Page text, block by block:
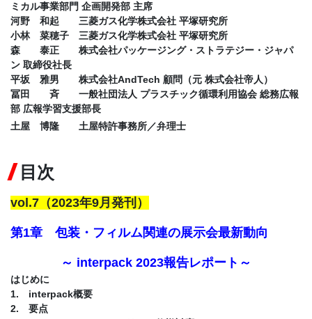
ミカル事業部門 企画開発部 主席
河野 和起 三菱ガス化学株式会社 平塚研究所
小林 菜穂子 三菱ガス化学株式会社 平塚研究所
森 泰正 株式会社パッケージング・ストラテジー・ジャパ
ン 取締役社長
平坂 雅男 株式会社AndTech 顧問（元 株式会社帝人）
冨田 斉 一般社団法人 プラスチック循環利用協会 総務広報
部 広報学習支援部長
土屋 博隆 土屋特許事務所／弁理士
目次
vol.7 （2023年9月発刊）
第1章 包装・フィルム関連の展示会最新動向
～ interpack 2023報告レポート～
はじめに
1. interpack概要
2. 要点